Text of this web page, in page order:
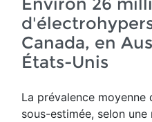
Canada, en
États-Unis
La prévalence moyenne
sous-estimée, selon